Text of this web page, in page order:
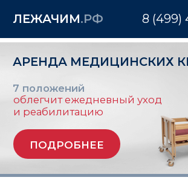
ЛЕЖАЧИМ.РФ 8 (499) 495-15-12
АРЕНДА МЕДИЦИНСКИХ КРОВАТЕЙ
ПОДРОБНЕЕ
7 положений
Главная - Статьи